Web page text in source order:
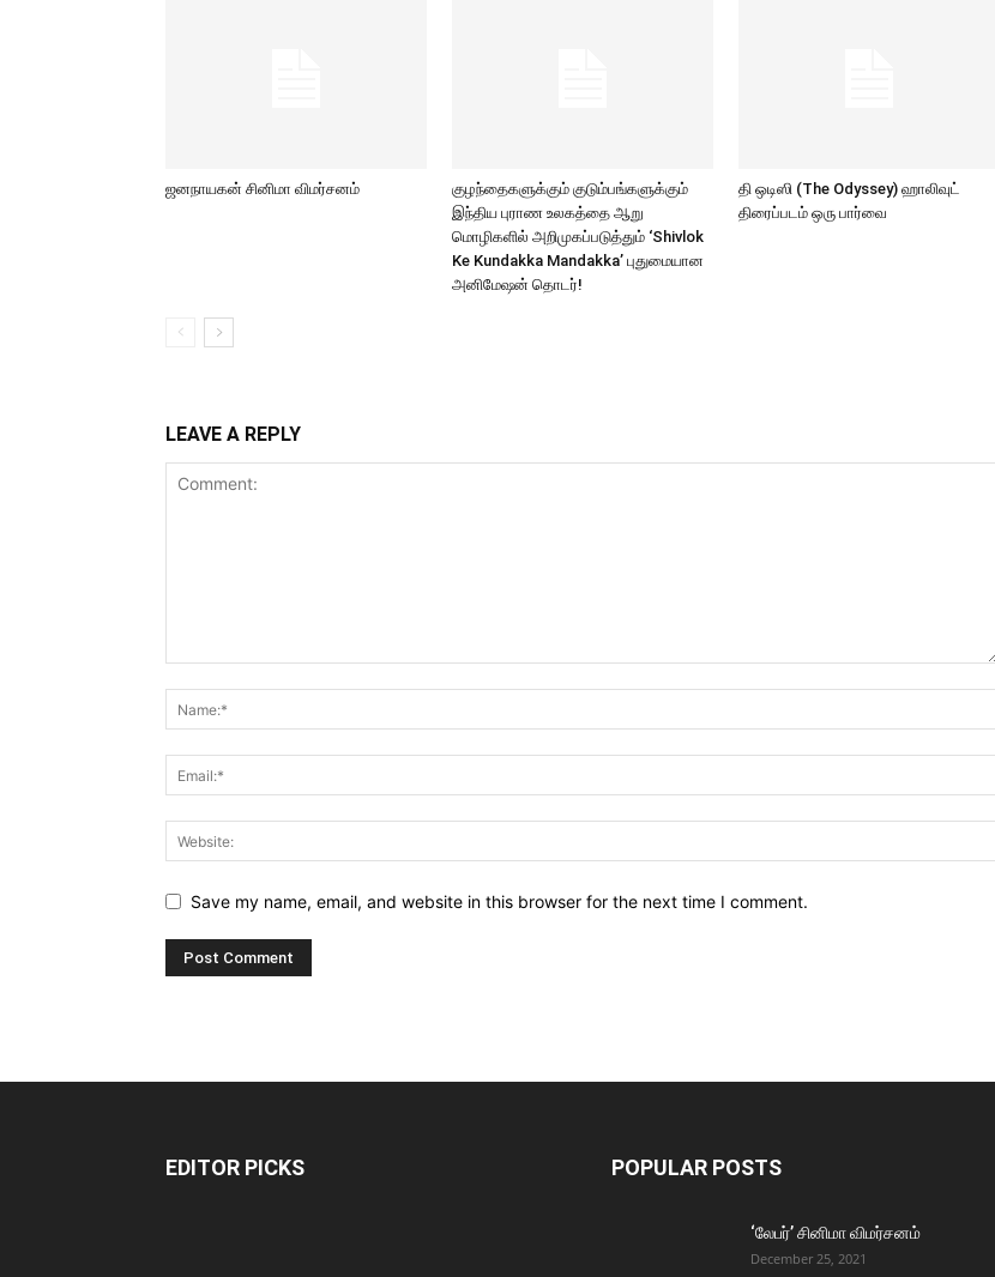
ஜனநாயகன் சினிமா விமர்சனம்
குழந்தைகளுக்கும் குடும்பங்களுக்கும்
இந்திய புராண உலகத்தை ஆறு
மொழிகளில் அறிமுகப்படுத்தும் ‘Shivlok
Ke Kundakka Mandakka’ புதுமையான
அனிமேஷன் தொடர்!
தி ஒடிஸி (The Odyssey) ஹாலிவுட்
திரைப்படம் ஒரு பார்வை
LEAVE A REPLY
Save my name, email, and website in this browser for the next time I comment.
EDITOR PICKS POPULAR POSTS
‘லேபர்’ சினிமா விமர்சனம்
December 25, 2021